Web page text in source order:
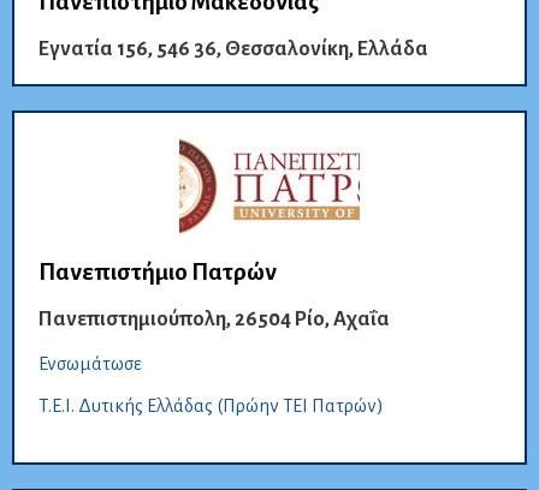
Εγνατία 156, 546 36, Θεσσαλονίκη, Ελλάδα
Πανεπιστήμιο Πατρών
Πανεπιστημιούπολη, 26504 Ρίο, Αχαΐα
Ενσωμάτωσε
Τ.E.I. Δυτικής Ελλάδας (Πρώην ΤΕΙ Πατρών)